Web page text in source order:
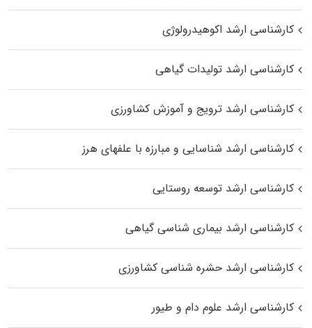
کارشناسی ارشد اکوهیدرولوژی
کارشناسی ارشد تولیدات گیاهی
کارشناسی ارشد ترویج و آموزش کشاورزی
کارشناسی ارشد شناسایی و مبارزه با علفهای هرز
کارشناسی ارشد توسعه روستایی
کارشناسی ارشد بیماری‌ شناسی گیاهی
کارشناسی ارشد حشره‌ شناسی کشاورزی
کارشناسی ارشد علوم دام و طیور